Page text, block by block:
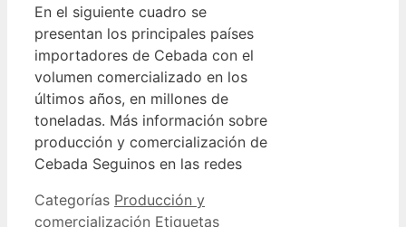
En el siguiente cuadro se
presentan los principales países
importadores de Cebada con el
volumen comercializado en los
últimos años, en millones de
toneladas. Más información sobre
producción y comercialización de
Cebada Seguinos en las redes
Categorías Producción y
comercialización Etiquetas